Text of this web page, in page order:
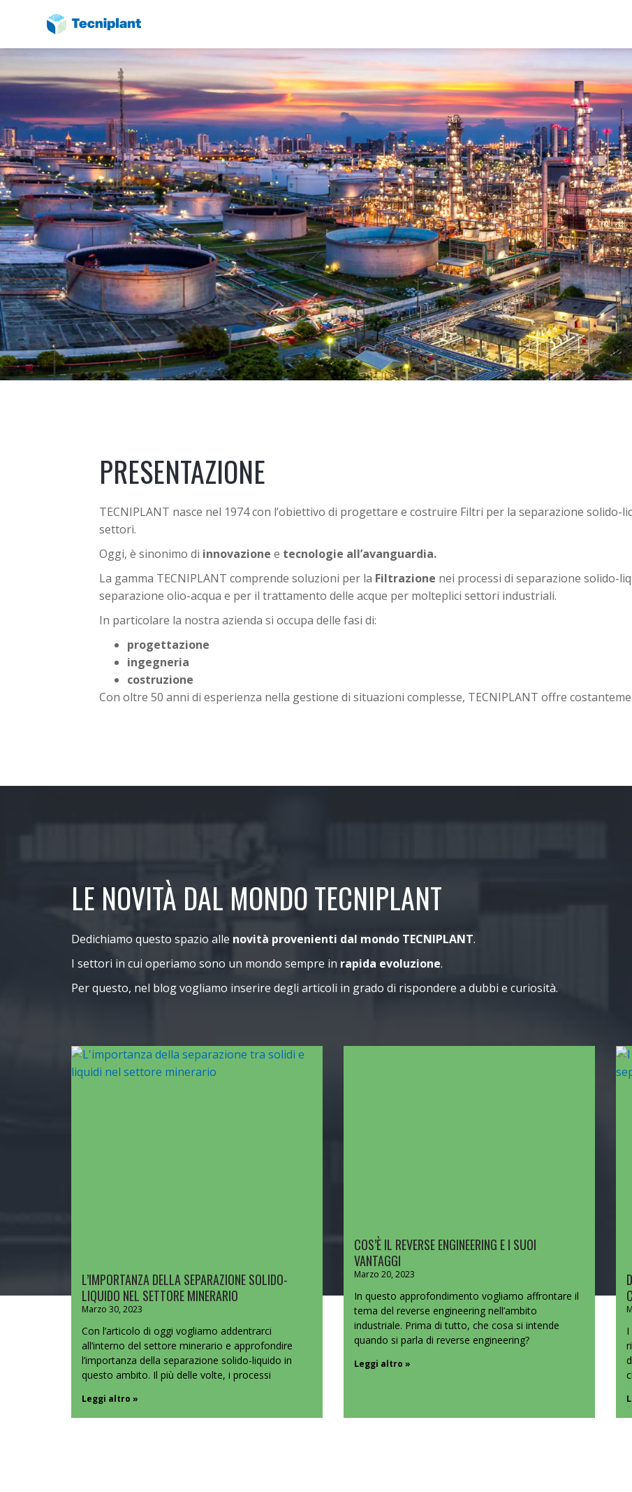
PRESENTAZIONE
TECNIPLANT nasce nel 1974 con l’obiettivo di progettare e costruire Filtri per la separazione solido-
settori.
Oggi, è sinonimo di innovazione e tecnologie all’avanguardia.
La gamma TECNIPLANT comprende soluzioni per la Filtrazione nei processi di separazione solido-
separazione olio-acqua e per il trattamento delle acque per molteplici settori industriali.
In particolare la nostra azienda si occupa delle fasi di:
progettazione
ingegneria
costruzione
Con oltre 50 anni di esperienza nella gestione di situazioni complesse, TECNIPLANT offre
LE NOVITÀ DAL MONDO TECNIPLANT
Dedichiamo questo spazio alle novità provenienti dal mondo TECNIPLANT.
I settori in cui operiamo sono un mondo sempre in rapida evoluzione.
Per questo, nel blog vogliamo inserire degli articoli in grado di rispondere a dubbi e curiosità.
L’IMPORTANZA DELLA SEPARAZIONE SOLIDO-
LIQUIDO NEL SETTORE MINERARIO
Marzo 30, 2023
Con l’articolo di oggi vogliamo addentrarci
all’interno del settore minerario e approfondire
l’importanza della separazione solido-liquido in
questo ambito. Il più delle volte, i processi
Leggi altro »
COS’È IL REVERSE ENGINEERING E I SUOI
VANTAGGI
Marzo 20, 2023
In questo approfondimento vogliamo affrontare il
tema del reverse engineering nell’ambito
industriale. Prima di tutto, che cosa si intende
quando si parla di reverse engineering?
Leggi altro »
I